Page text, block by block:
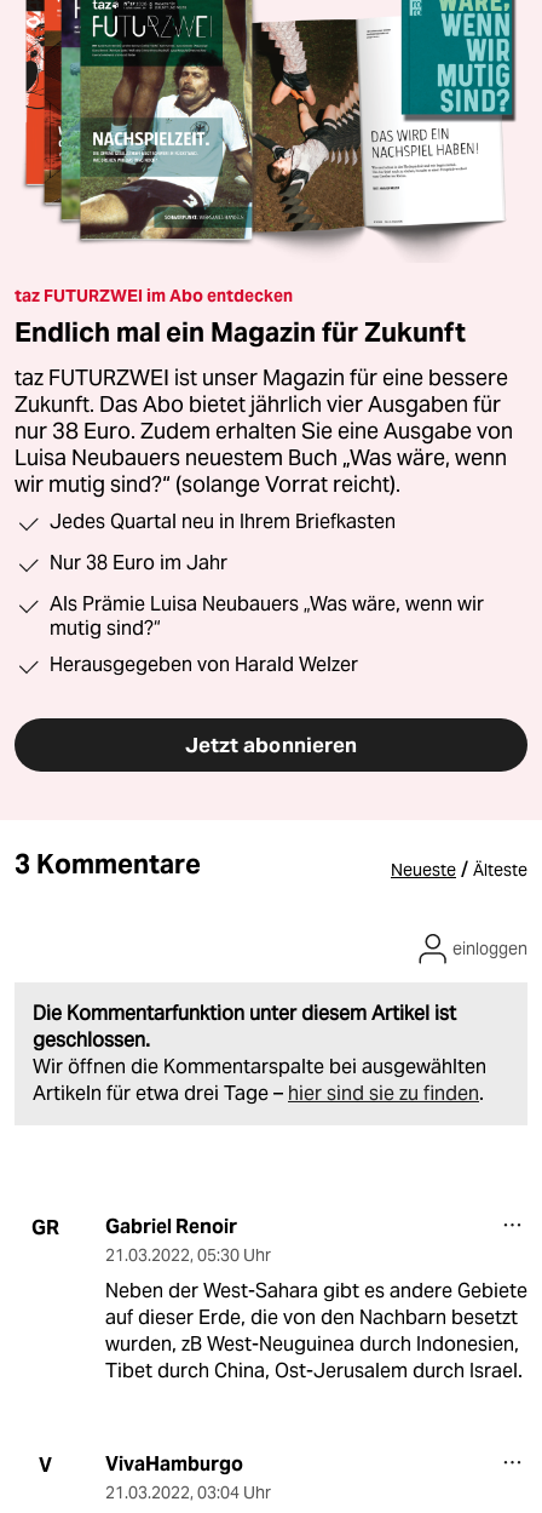
taz FUTURZWEI im Abo entdecken
Endlich mal ein Magazin für Zukunft
taz FUTURZWEI ist unser Magazin für eine bessere
Zukunft. Das Abo bietet jährlich vier Ausgaben für
nur 38 Euro. Zudem erhalten Sie eine Ausgabe von
Luisa Neubauers neuestem Buch „Was wäre, wenn
wir mutig sind?“ (solange Vorrat reicht).
Jedes Quartal neu in Ihrem Briefkasten
Nur 38 Euro im Jahr
Als Prämie Luisa Neubauers „Was wäre, wenn wir
mutig sind?“
Herausgegeben von Harald Welzer
Jetzt abonnieren
3 Kommentare Neueste / Älteste
Die Kommentarfunktion unter diesem Artikel ist
geschlossen.
Wir öffnen die Kommentarspalte bei ausgewählten
Artikeln für etwa drei Tage – hier sind sie zu finden.
einloggen
GR Gabriel Renoir
21.03.2022, 05:30 Uhr
Neben der West-Sahara gibt es andere Gebiete
auf dieser Erde, die von den Nachbarn besetzt
wurden, zB West-Neuguinea durch Indonesien,
Tibet durch China, Ost-Jerusalem durch Israel.
V VivaHamburgo
21.03.2022, 03:04 Uhr